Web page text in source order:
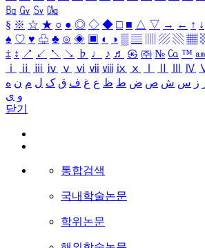
㏃ ㏉ ㏜ ㏆
§ ※ ☆ ★ ○ ● ◎ ◇ ◆ □ ■ △ ▽ → ← ↑ ↓
♠ ♡ ♥ ♧ ♣ ⊙ ◈ ▣ ◐ ◑ ▒ ▤ ▨ ▧ ▦
‡ ↕ ↗ ↙ ↖ ↘ ♭ ♩ ♪ ♬ ㉿ ㈜ № ㏇ ™
ⅰ
ⅱ ⅲ ⅳ ⅴ ⅵ ⅶ ⅷ ⅸ ⅹ Ⅳ
ز س ش ص ض ط ظ ع غ ف ق ک ل م ن ه
و ی
닫기
통합검색
국내학술논문
학위논문